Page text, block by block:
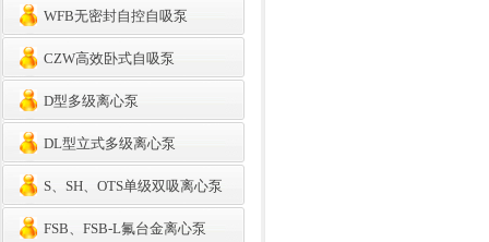
WFB无密封自控自吸泵
CZW高效卧式自吸泵
D型多级离心泵
DL型立式多级离心泵
S、SH、OTS单级双吸离心泵
FSB、FSB-L氟台金离心泵